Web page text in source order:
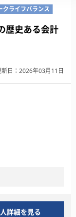
クライフバランス
歴史ある会計
新日：2026年03月11日
詳細を見る